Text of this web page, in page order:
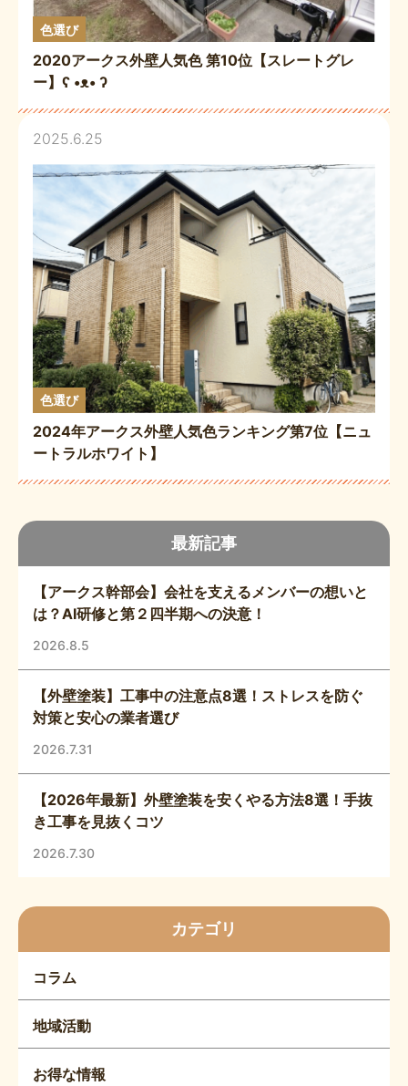
最新記事
【アークス幹部会】会社を支えるメンバーの想いと
は？AI研修と第２四半期への決意！
2026.8.5
【外壁塗装】工事中の注意点8選！ストレスを防ぐ
対策と安心の業者選び
2026.7.31
【2026年最新】外壁塗装を安くやる方法8選！手抜
き工事を見抜くコツ
2026.7.30
カテゴリ
コラム
地域活動
お得な情報
色選び
2020アークス外壁人気色 第10位【スレートグレ
ー】ʕ •ᴥ• ʔ
2025.6.25
色選び
2024年アークス外壁人気色ランキング第7位【ニュ
ートラルホワイト】